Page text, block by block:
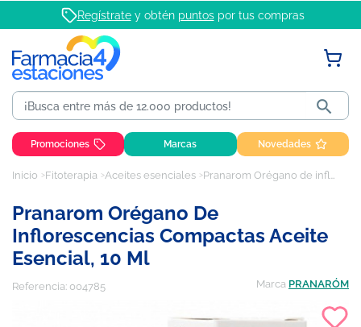
Regístratey obtén puntospor tus compras

Promociones Marcas Novedades
Inicio Fitoterapia Aceites esenciales Pranarom Orégano de inflorescencias compactas aceite esencial, 10 ml
Pranarom Orégano De
Inflorescencias Compactas Aceite
Esencial, 10 Ml
Referencia: 004785 Marca PRANARÓM